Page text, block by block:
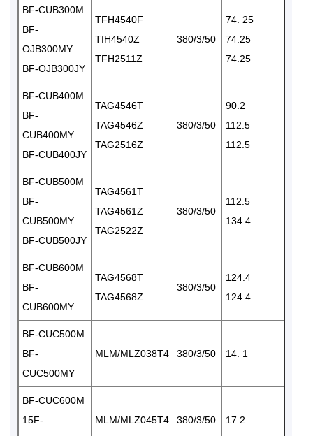
BF-CUB300M
BF-
OJB300MY
BF-OJB300JY
TFH4540F
TfH4540Z
TFH2511Z
380/3/50
74. 25
74.25
74.25
BF-CUB400M
BF-
CUB400MY
BF-CUB400JY
TAG4546T
TAG4546Z
TAG2516Z
380/3/50
90.2
112.5
112.5
BF-CUB500M
BF-
CUB500MY
BF-CUB500JY
TAG4561T
TAG4561Z
TAG2522Z
380/3/50
112.5
134.4
BF-CUB600M
BF-
CUB600MY
TAG4568T
TAG4568Z
380/3/50
124.4
124.4
BF-CUC500M
BF-
CUC500MY
MLM/MLZ038T4 380/3/50 14. 1
BF-CUC600M
15F-
MLM/MLZ045T4 380/3/50 17.2